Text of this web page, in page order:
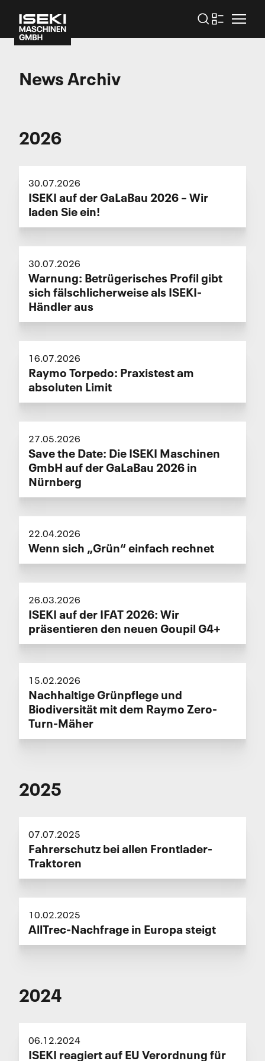
News Archiv
2026
30.07.2026
ISEKI auf der GaLaBau 2026 – Wir
laden Sie ein!
30.07.2026
Warnung: Betrügerisches Profil gibt
sich fälschlicherweise als ISEKI-
Händler aus
16.07.2026
Raymo Torpedo: Praxistest am
absoluten Limit
27.05.2026
Save the Date: Die ISEKI Maschinen
GmbH auf der GaLaBau 2026 in
Nürnberg
22.04.2026
Wenn sich „Grün“ einfach rechnet
26.03.2026
ISEKI auf der IFAT 2026: Wir
präsentieren den neuen Goupil G4+
15.02.2026
Nachhaltige Grünpflege und
Biodiversität mit dem Raymo Zero-
Turn-Mäher
2025
07.07.2025
Fahrerschutz bei allen Frontlader-
Traktoren
10.02.2025
AllTrec-Nachfrage in Europa steigt
2024
06.12.2024
ISEKI reagiert auf EU Verordnung für